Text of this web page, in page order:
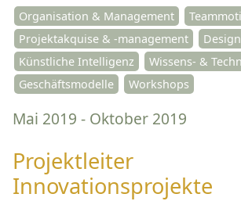
Organisation & Management
Projektakquise & -management
Künstliche Intelligenz
Wissens- &
Geschäftsmodelle
Workshops
Mai 2019 - Oktober 2019
Projektleiter
Innovationsprojekte